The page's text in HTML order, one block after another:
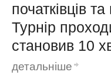
початківців
Турнір
становив 10
детальніше